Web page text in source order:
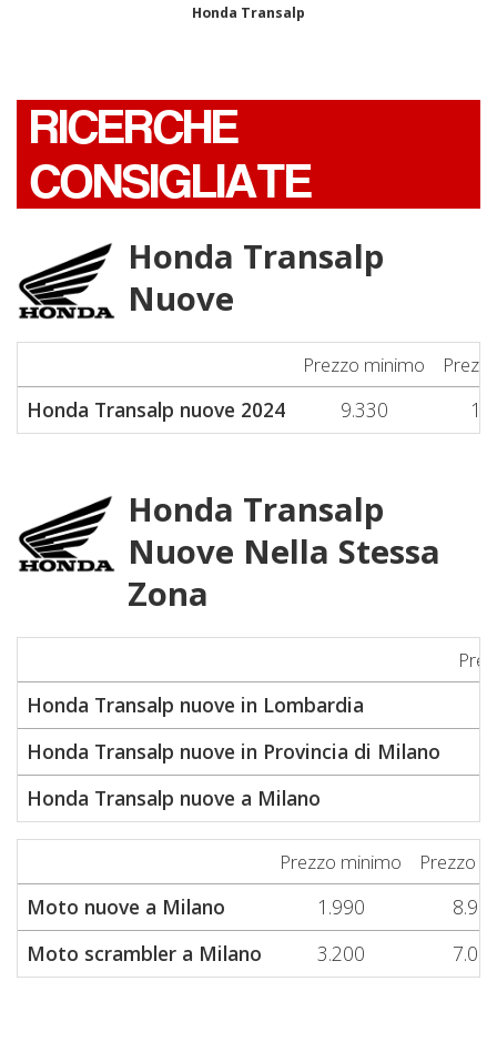
Honda Transalp
RICERCHE
CONSIGLIATE
Honda Transalp
Nuove
Prezzo minimo
Honda Transalp nuove 2024 9.330
Honda Transalp
Nuove Nella Stessa
Zona
Honda Transalp nuove in Lombardia
Honda Transalp nuove in Provincia di Milano
Honda Transalp nuove a Milano
Prezzo minimo Prezzo
Moto nuove a Milano 1.990
Moto scrambler a Milano
3.200